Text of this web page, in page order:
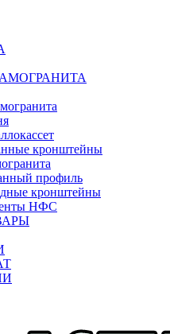
кронштейны
профиль
кронштейны
НФС